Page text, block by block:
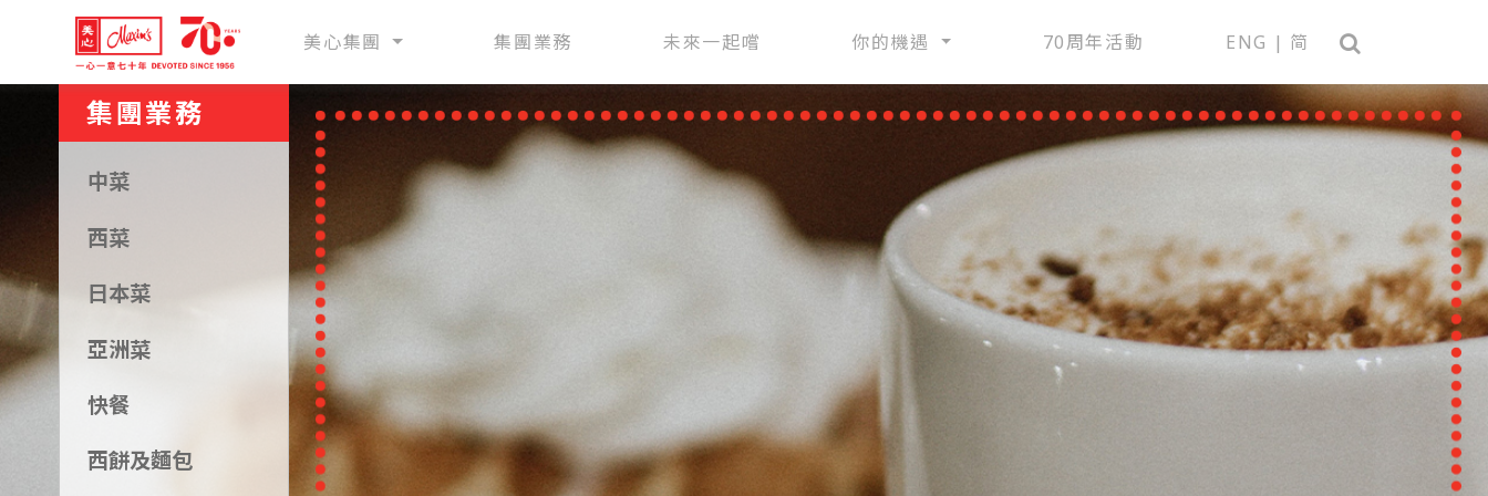
美心集團 集團業務 未來一起嚐 你的機遇 70周年活動 ENG | 简
集團業務
中菜
西菜
日本菜
亞洲菜
快餐
西餅及麵包